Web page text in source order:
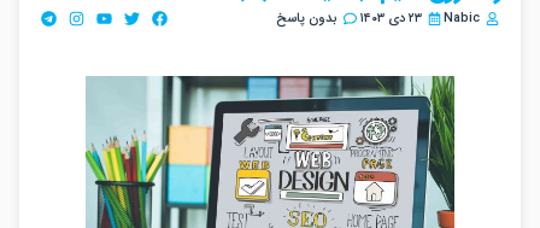
۲۳ دی ۱۴۰۳ بدون پاسخ